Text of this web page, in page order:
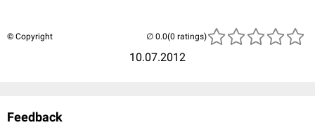
© Copyright
10.07.2012
(0 ratings)
Feedback